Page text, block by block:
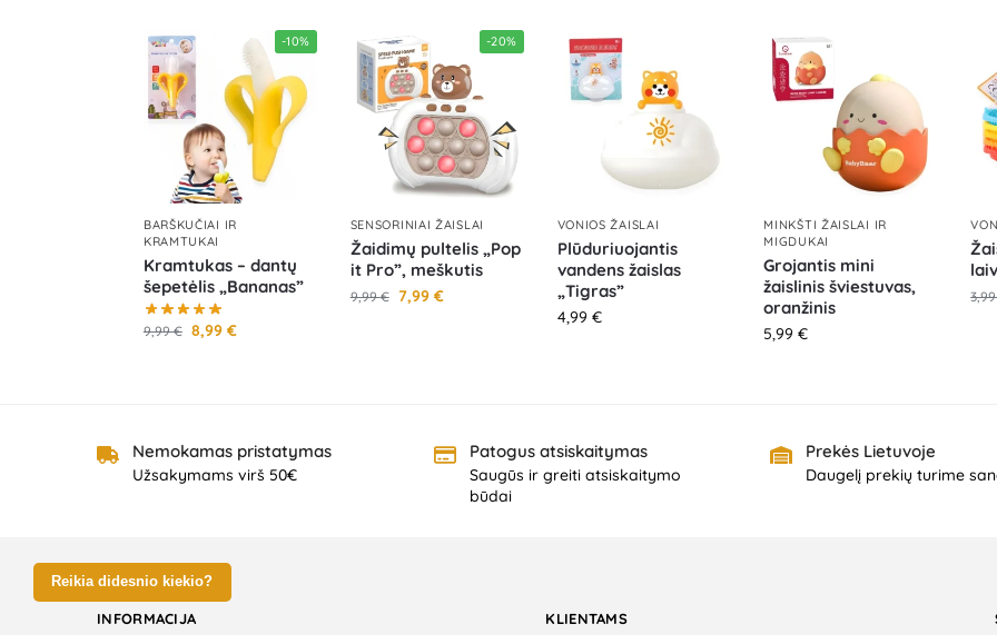
Reikia didesnio kiekio?
-10%
BARŠKUČIAI IR
KRAMTUKAI
Kramtukas – dantų
šepetėlis „Bananas”
9,99€ 8,99 €
-20%
SENSORINIAI ŽAISLAI
Žaidimų pultelis „Pop
it Pro”, meškutis
9,99€ 7,99 €
VONIOS ŽAISLAI
Plūduriuojantis
vandens žaislas
„Tigras”
4,99 €
MINKŠTI ŽAISLAI IR
MIGDUKAI
Grojantis mini
žaislinis šviestuvas,
oranžinis
5,99€
Nemokamas pristatymas
Užsakymams virš 50€
Patogus atsiskaitymas
Saugūs ir greiti atsiskaitymo
būdai
Prekės Lietuvoje
Daugelį prekių turime
INFORMACIJA KLIENTAMS